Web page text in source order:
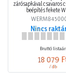
zárósapkával csavaros
beépítés fekete
Nincs
Bruttó listaár
18 079
/ db